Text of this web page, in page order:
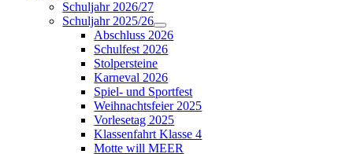
Schuljahr 2026/27
Schuljahr 2025/26
Abschluss 2026
Schulfest 2026
Stolpersteine
Karneval 2026
Spiel- und Sportfest
Weihnachtsfeier 2025
Vorlesetag 2025
Klassenfahrt Klasse 4
Motte will MEER